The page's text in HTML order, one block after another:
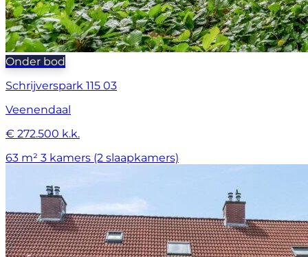
Onder bod
Schrijverspark 115 03
Veenendaal
€ 272.500 k.k.
63 m² 3 kamers (2 slaapkamers)